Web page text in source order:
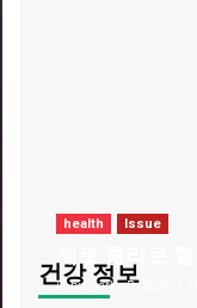
건강 정보
health Issue
bizmark